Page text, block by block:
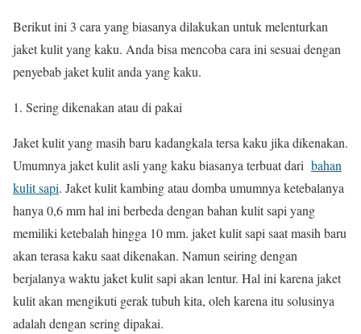
Berikut ini 3 cara yang biasanya dilakukan untuk melenturkan
jaket kulit yang kaku. Anda bisa mencoba cara ini sesuai dengan
penyebab jaket kulit anda yang kaku.
Sering dikenakan atau di pakai
Jaket kulit yang masih baru kadangkala tersa kaku jika dikenakan.
Umumnya jaket kulit asli yang kaku biasanya terbuat dari bahan
kulit sapi. Jaket kulit kambing atau domba umumnya ketebalanya
hanya 0,6 mm hal ini berbeda dengan bahan kulit sapi yang
memiliki ketebalah hingga 10 mm. jaket kulit sapi saat masih baru
akan terasa kaku saat dikenakan. Namun seiring dengan
berjalanya waktu jaket kulit sapi akan lentur. Hal ini karena jaket
kulit akan mengikuti gerak tubuh kita, oleh karena itu solusinya
adalah dengan sering dipakai.